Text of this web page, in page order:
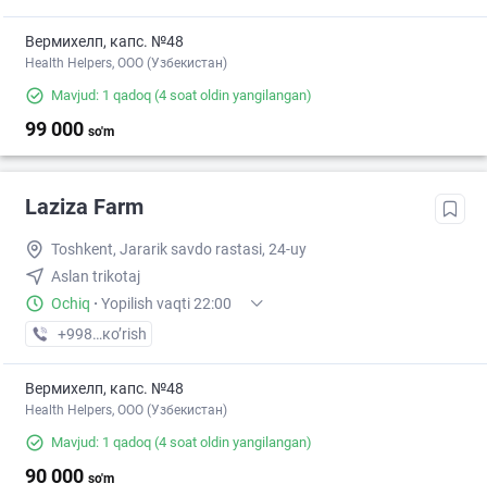
Вермихелп, капс. №48
Health Helpers, OOO (Узбекистан)
Mavjud: 1 qadoq (4 soat oldin yangilangan)
99 000 so'm
Laziza Farm
Toshkent, Jararik savdo rastasi, 24-uy
Aslan trikotaj
Ochiq · Yopilish vaqti 22:00
+998 (71) XXX-XX-XX
кo’rish
Вермихелп, капс. №48
Health Helpers, OOO (Узбекистан)
Mavjud: 1 qadoq (4 soat oldin yangilangan)
90 000 so'm